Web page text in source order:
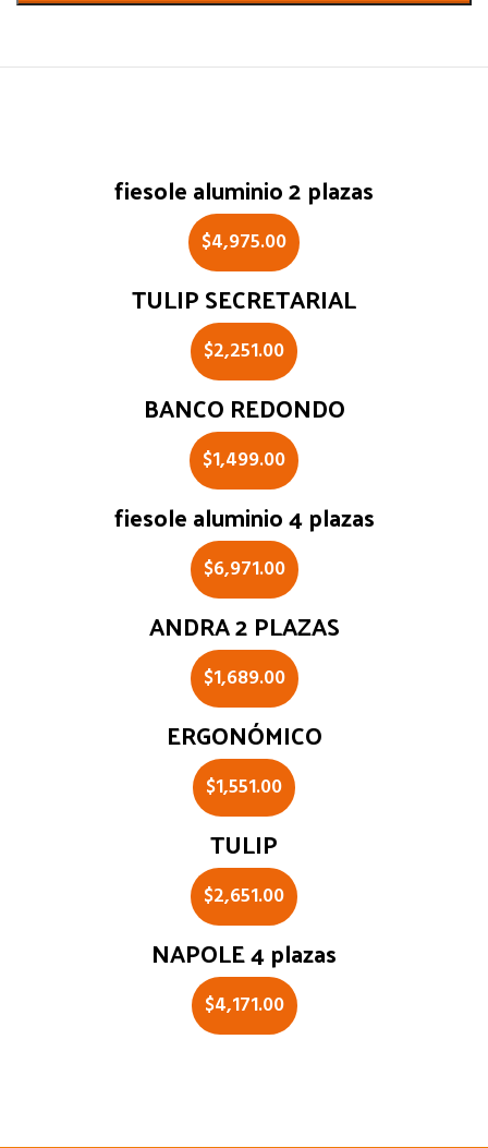
fiesole aluminio 2 plazas
$4,975.00
TULIP SECRETARIAL
$2,251.00
BANCO REDONDO
$1,499.00
fiesole aluminio 4 plazas
$6,971.00
ANDRA 2 PLAZAS
$1,689.00
ERGONÓMICO
$1,551.00
TULIP
$2,651.00
NAPOLE 4 plazas
$4,171.00